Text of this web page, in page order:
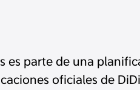
es parte de una
oficiales de